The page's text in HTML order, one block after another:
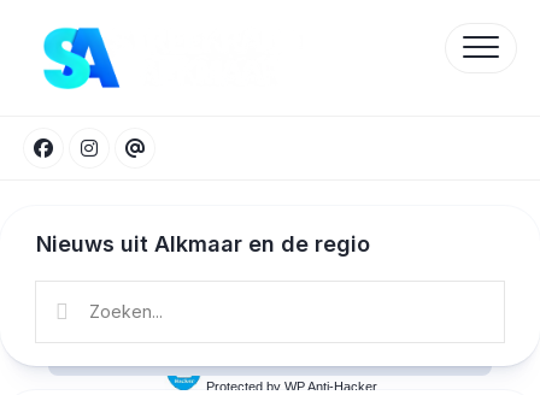
content
Nieuws uit Alkmaar en de regio
Protected by WP Anti-Hacker